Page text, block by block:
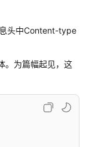
头中Content-type
。为篇幅起见，这